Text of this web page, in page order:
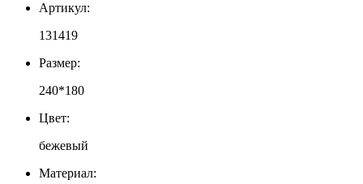
Артикул:
131419
Размер:
240*180
Цвет:
бежевый
Материал: